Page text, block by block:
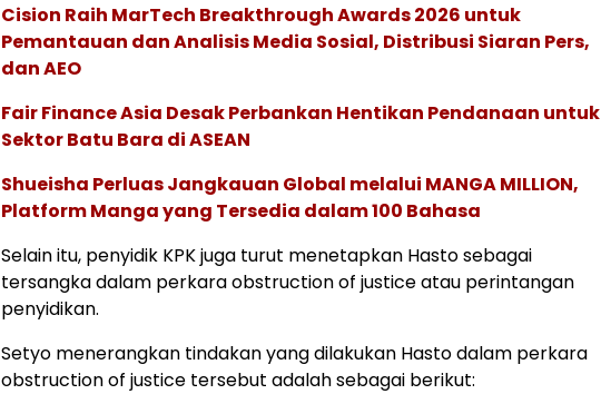
Cision Raih MarTech Breakthrough Awards 2026 untuk
Pemantauan dan Analisis Media Sosial, Distribusi Siaran Pers,
dan AEO
Fair Finance Asia Desak Perbankan Hentikan Pendanaan untuk
Sektor Batu Bara di ASEAN
Shueisha Perluas Jangkauan Global melalui MANGA MILLION,
Platform Manga yang Tersedia dalam 100 Bahasa
Selain itu, penyidik KPK juga turut menetapkan Hasto sebagai
tersangka dalam perkara obstruction of justice atau perintangan
penyidikan.
Setyo menerangkan tindakan yang dilakukan Hasto dalam perkara
obstruction of justice tersebut adalah sebagai berikut: